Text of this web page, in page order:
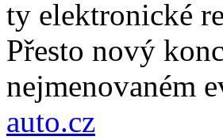
ty elektronické
Přesto nový
nejmenovaném
auto.cz